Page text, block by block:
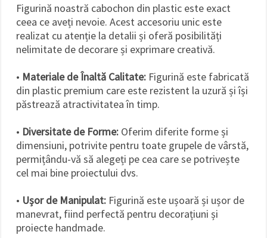
Figurină noastră cabochon din plastic este exact
ceea ce aveți nevoie. Acest accesoriu unic este
realizat cu atenție la detalii și oferă posibilități
nelimitate de decorare și exprimare creativă.
• Materiale de Înaltă Calitate: Figurină este fabricată
din plastic premium care este rezistent la uzură și își
păstrează atractivitatea în timp.
• Diversitate de Forme: Oferim diferite forme și
dimensiuni, potrivite pentru toate grupele de vârstă,
permițându-vă să alegeți pe cea care se potrivește
cel mai bine proiectului dvs.
• Ușor de Manipulat: Figurină este ușoară și ușor de
manevrat, fiind perfectă pentru decorațiuni și
proiecte handmade.